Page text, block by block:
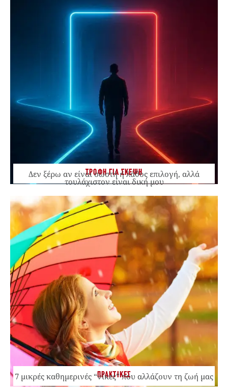
ΤΡΟΦΗ ΓΙΑ ΣΚΕΨΗ
Δεν ξέρω αν είναι σωστή ή λάθος επιλογή, αλλά
τουλάχιστον είναι δική μου
ΠΡΑΚΤΙΚΕΣ
7 μικρές καθημερινές “νίκες” που αλλάζουν τη ζωή μας